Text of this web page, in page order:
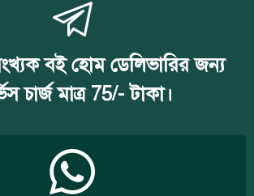
বই হোম ডেলিভারির জন্য
চার্জ মাত্র 75/- টাকা।